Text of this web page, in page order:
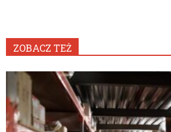
ZOBACZ TEŻ